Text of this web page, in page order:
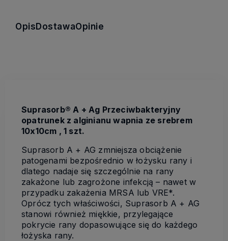
Opis DostawaOpinie
Suprasorb® A + Ag Przeciwbakteryjny
opatrunek z alginianu wapnia ze srebrem
10x10cm , 1 szt.
Suprasorb A + AG zmniejsza obciążenie
patogenami bezpośrednio w łożysku rany i
dlatego nadaje się szczególnie na rany
zakażone lub zagrożone infekcją – nawet w
przypadku zakażenia MRSA lub VRE*.
Oprócz tych właściwości, Suprasorb A + AG
stanowi również miękkie, przylegające
pokrycie rany dopasowujące się do każdego
łożyska rany.